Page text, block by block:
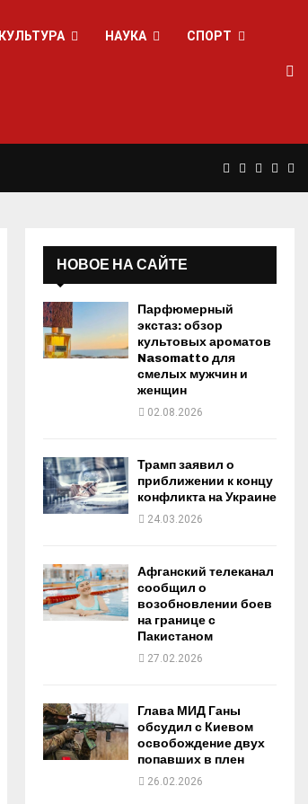
КУЛЬТУРА НАУКА СПОРТ
e
b
НОВОЕ НА САЙТЕ
Парфюмерный
экстаз: обзор
культовых ароматов
Nasomatto для
смелых мужчин и
женщин
02.08.2026
Трамп заявил о
приближении к концу
конфликта на Украине
24.03.2026
Афганский телеканал
сообщил о
возобновлении боев
на границе с
Пакистаном
27.02.2026
Глава МИД Ганы
обсудил с Киевом
освобождение двух
попавших в плен
26.02.2026